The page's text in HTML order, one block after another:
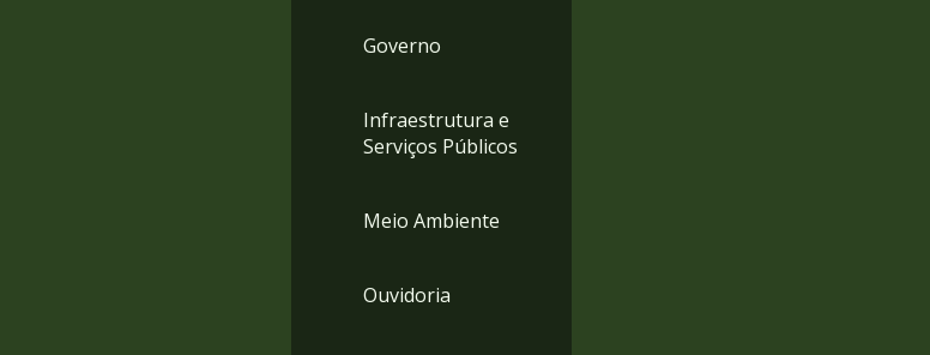
Governo
Infraestrutura e
Serviços Públicos
Meio Ambiente
Ouvidoria